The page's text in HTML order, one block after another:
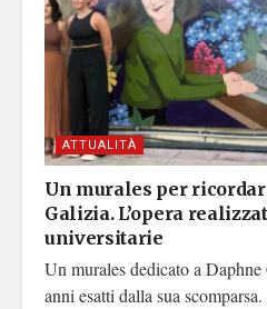
ATTUALITÀ
Un murales per
Galizia. L’opera
universitarie
Un murales dedicato a
anni esatti dalla sua